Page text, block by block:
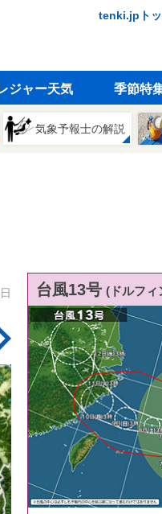
tenki.jpト
ジャー天気 季節特
気象予報士の解説
台風13号 (ドルフィ